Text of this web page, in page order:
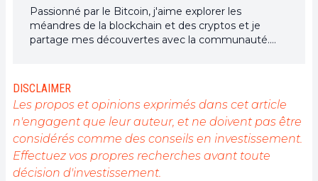
Passionné par le Bitcoin, j'aime explorer les
méandres de la blockchain et des cryptos et je
partage mes découvertes avec la communauté.
tous, et je crois fermement que Bitcoin est l'outil
qui peut rendre cela possible.
DISCLAIMER
Les propos et opinions exprimés dans cet article
n'engagent que leur auteur, et ne doivent pas être
considérés comme des conseils en investissement.
Effectuez vos propres recherches avant toute
décision d'investissement.